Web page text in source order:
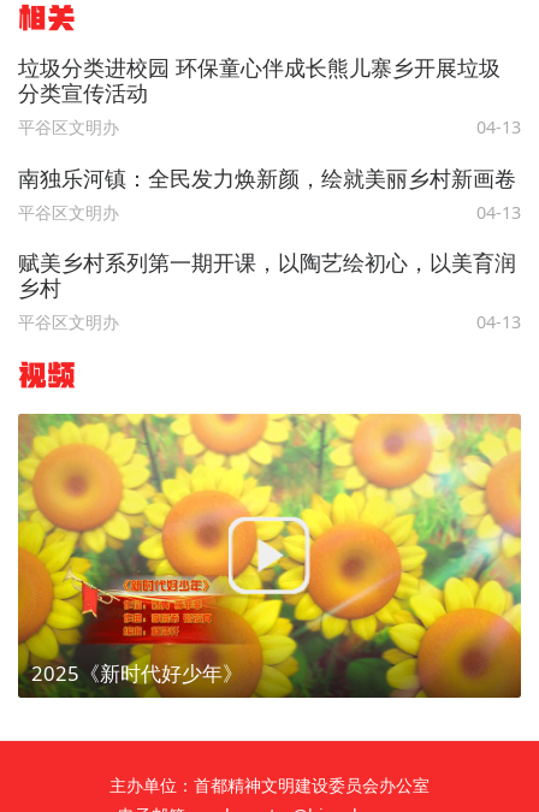
相关
垃圾分类进校园 环保童心伴成长熊儿寨乡开展垃圾
分类宣传活动
平谷区文明办 04-13
南独乐河镇：全民发力焕新颜，绘就美丽乡村新画卷
平谷区文明办 04-13
赋美乡村系列第一期开课，以陶艺绘初心，以美育润
乡村
平谷区文明办 04-13
视频
2025《新时代好少年》
主办单位：首都精神文明建设委员会办公室